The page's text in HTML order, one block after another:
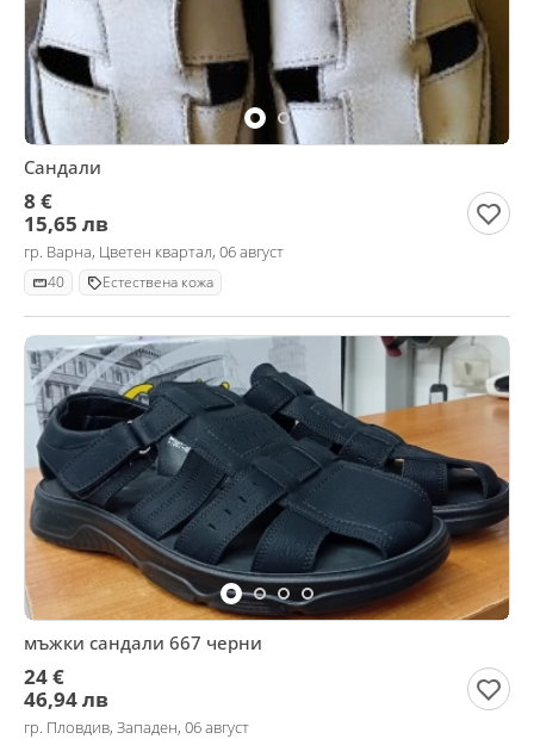
Сандали
8 €
15,65 лв
гр. Варна, Цветен квартал, 06 август
40 Естествена кожа
мъжки сандали 667 черни
24 €
46,94 лв
гр. Пловдив, Западен, 06 август